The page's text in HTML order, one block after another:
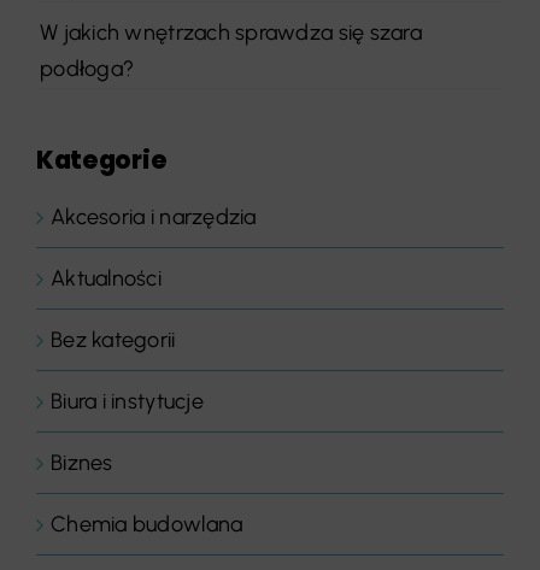
W jakich wnętrzach sprawdza się szara
podłoga?
Kategorie
Akcesoria i narzędzia
Aktualności
Bez kategorii
Biura i instytucje
Biznes
Chemia budowlana